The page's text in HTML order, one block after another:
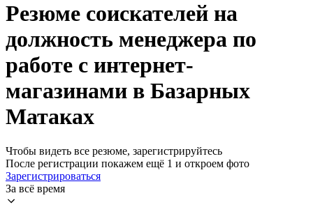
Резюме соискателей на
должность менеджера по
работе с интернет-
магазинами в Базарных
Матаках
Чтобы видеть все резюме, зарегистрируйтесь
После регистрации покажем ещё 1 и откроем фото
Зарегистрироваться
За всё время